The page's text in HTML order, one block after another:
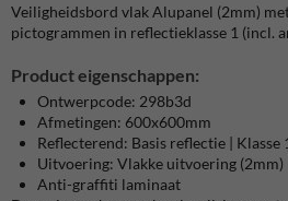
Veiligheidsbord vlak Alupanel (2mm)
pictogrammen in reflectieklasse 1 (incl.
Product eigenschappen:
Ontwerpcode: 298b3d
Afmetingen: 600x600mm
Reflecterend: Basis reflectie | Klasse
Uitvoering: Vlakke uitvoering (2mm)
Anti-graffiti laminaat